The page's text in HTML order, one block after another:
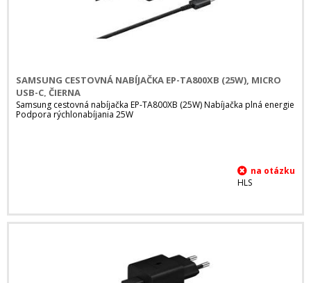
SAMSUNG CESTOVNÁ NABÍJAČKA EP-TA800XB (25W), MICRO
USB-C, ČIERNA
Samsung cestovná nabíjačka EP-TA800XB (25W) Nabíjačka plná energie
Podpora rýchlonabíjania 25W
HLS